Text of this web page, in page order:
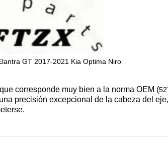
GT 2017-2021 Kia Optima Niro
corresponde muy bien a la norma OEM (
precisión excepcional de la cabeza del